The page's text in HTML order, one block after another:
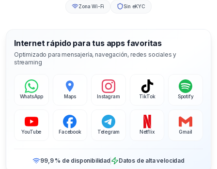
Zona Wi-Fi Sin eKYC
Internet rápido para tus apps favoritas
Optimizado para mensajería, navegación, redes sociales y
streaming
WhatsApp Maps Instagram TikTok Spotify
YouTube Facebook Telegram Netflix Gmail
99,9 % de disponibilidad Datos de alta velocidad